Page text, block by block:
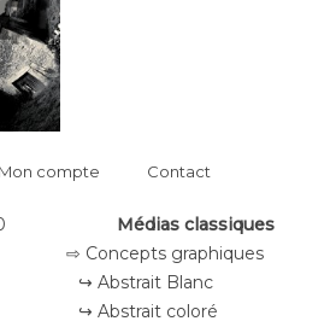
Mon compte Contact
Médias classiques
⇨ Concepts graphiques
↪ Abstrait Blanc
↪ Abstrait coloré